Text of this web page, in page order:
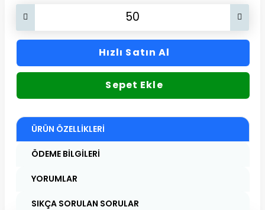
Hızlı Satın Al
Sepet Ekle
ÜRÜN ÖZELLIKLERI
ÖDEME BILGILERI
YORUMLAR
SIKÇA SORULAN SORULAR